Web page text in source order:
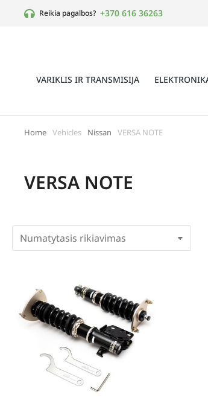
Reikia pagalbos? +370 616 36263
VARIKLIS IR TRANSMISIJA
You are here:
Home Vehicles Nissan VERSA NOTE
VERSA NOTE